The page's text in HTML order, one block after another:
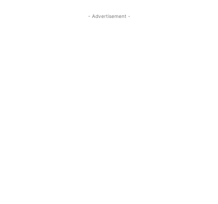
- Advertisement -